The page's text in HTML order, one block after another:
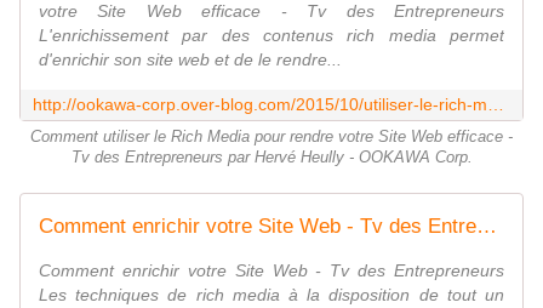
votre Site Web efficace - Tv des Entrepreneurs
L'enrichissement par des contenus rich media permet
d'enrichir son site web et de le rendre...
Comment utiliser le Rich Media pour rendre votre Site Web efficace -
Tv des Entrepreneurs par Hervé Heully - OOKAWA Corp.
Comment enrichir votre Site Web - Tv des Entrepreneurs par Hervé Heully - OOKAWA Corp.
Comment enrichir votre Site Web - Tv des Entrepreneurs
Les techniques de rich media à la disposition de tout un